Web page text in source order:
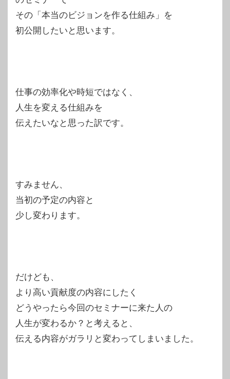
その「本当のビジョンを作る仕組み」を
初公開したいと思います。
仕事の効率化や時短ではなく、
人生を変える仕組みを
伝えたいなと思った訳です。
すみません、
当初の予定の内容と
少し変わります。
だけども、
より高い貢献度の内容にしたく
どうやったら今回のセミナーに来た人の
人生が変わるか？と考えると、
伝える内容がガラリと変わってしまいました。